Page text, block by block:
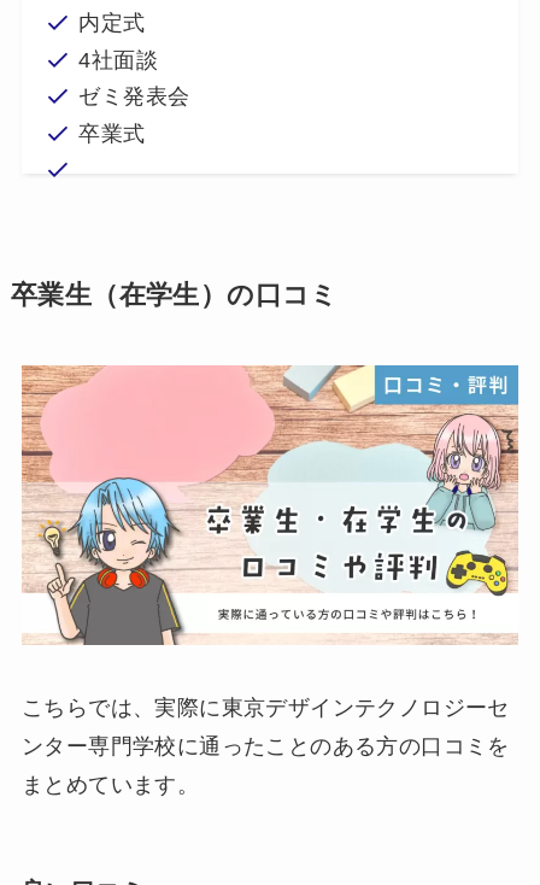
内定式
4社面談
ゼミ発表会
卒業式
卒業生（在学生）の口コミ
こちらでは、実際に東京デザインテクノロジーセ
ンター専門学校に通ったことのある方の口コミを
まとめています。